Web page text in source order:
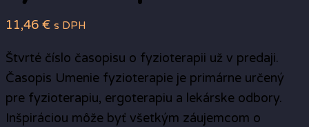
11,46 € s DPH
Štvrté číslo časopisu o fyzioterapii už v predaji.
Časopis Umenie fyzioterapie je primárne určený
pre fyzioterapiu, ergoterapiu a lekárske odbory.
Inšpiráciou môže byť všetkým záujemcom o